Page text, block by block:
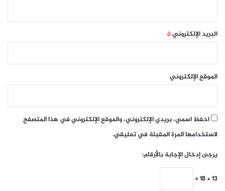
البريد الإلكتروني*
الموقع الإلكتروني
احفظ اسمي، بريدي الإلكتروني، والموقع الإلكتروني في هذا المتصفح
لاستخدامها المرة المقبلة في تعليقي.
يرجى إدخال الإجابة بالأرقام:
13 + 18 =